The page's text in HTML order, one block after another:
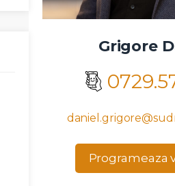
Grigore
Programeaza